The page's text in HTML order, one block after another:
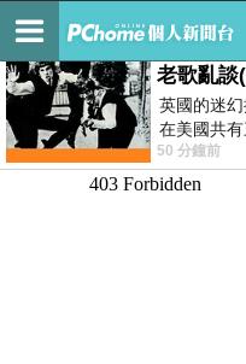
最新文章
老歌亂談
英國的迷
在美國共
No》即為
50 分鐘前